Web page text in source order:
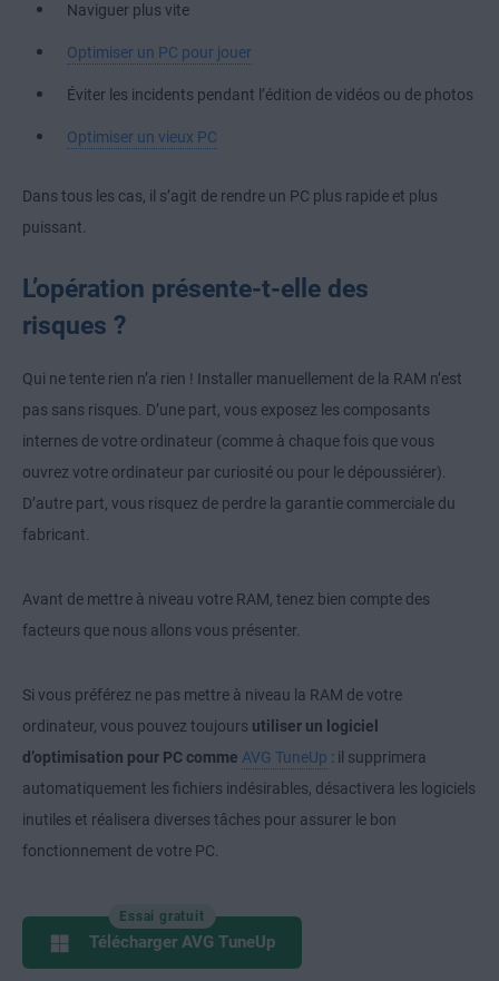
Naviguer plus vite
Optimiser un PC pour jouer
Éviter les incidents pendant l’édition de vidéos ou de photos
Optimiser un vieux PC
Dans tous les cas, il s’agit de rendre un PC plus rapide et plus
puissant.
L’opération présente-t-elle des
risques ?
Qui ne tente rien n’a rien ! Installer manuellement de la RAM n’est
pas sans risques. D’une part, vous exposez les composants
internes de votre ordinateur (comme à chaque fois que vous
ouvrez votre ordinateur par curiosité ou pour le dépoussiérer).
D’autre part, vous risquez de perdre la garantie commerciale du
fabricant.
Avant de mettre à niveau votre RAM, tenez bien compte des
facteurs que nous allons vous présenter.
Si vous préférez ne pas mettre à niveau la RAM de votre
ordinateur, vous pouvez toujours utiliser un logiciel
d’optimisation pour PC comme AVG TuneUp : il supprimera
automatiquement les fichiers indésirables, désactivera les logiciels
inutiles et réalisera diverses tâches pour assurer le bon
fonctionnement de votre PC.
Essai gratuit
Télécharger AVG TuneUp